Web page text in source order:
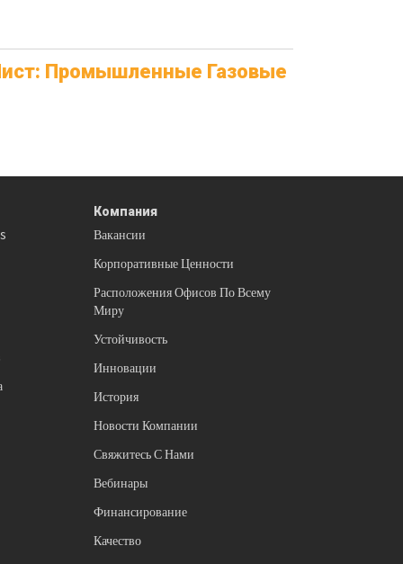
Промышленные Газовые
Компания
Вакансии
Корпоративные Ценности
Расположения Офисов По Всему
Миру
Устойчивость
Инновации
История
Новости Компании
Свяжитесь С Нами
Вебинары
Финансирование
Качество